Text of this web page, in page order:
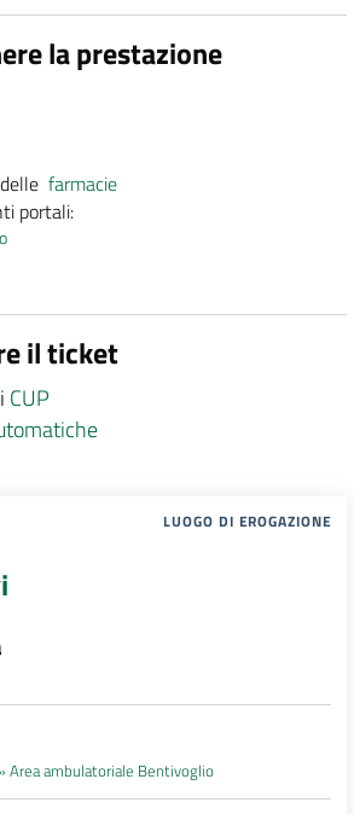
la prestazione
dellefarmacie
portali:
il ticket
CUP
LUOGO DI EROGAZIONE
Area ambulatoriale Bentivoglio